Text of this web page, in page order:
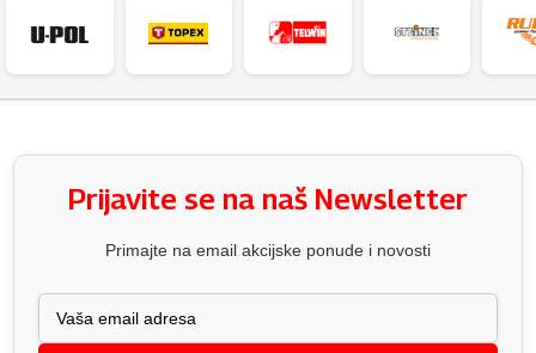
Prijavite se na naš Newsletter
Primajte na email akcijske ponude i novosti